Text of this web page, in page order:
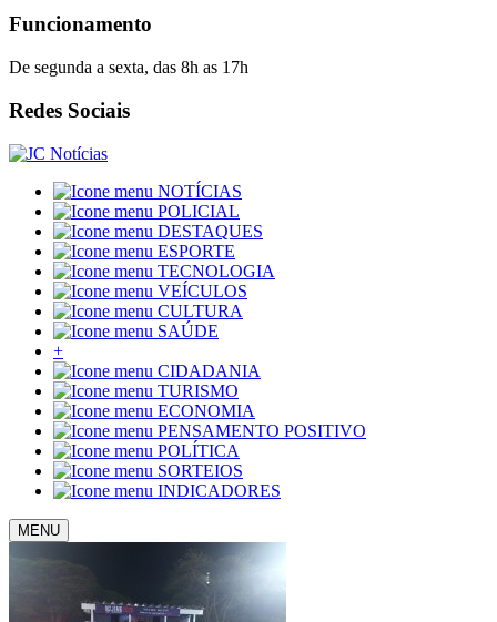
Funcionamento
De segunda a sexta, das 8h as 17h
Redes Sociais
NOTÍCIAS
POLICIAL
DESTAQUES
ESPORTE
TECNOLOGIA
VEÍCULOS
CULTURA
SAÚDE
+
CIDADANIA
TURISMO
ECONOMIA
PENSAMENTO POSITIVO
POLÍTICA
SORTEIOS
INDICADORES
MENU